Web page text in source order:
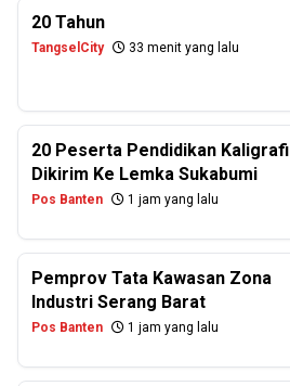
20 Tahun
TangselCity 33 menit yang lalu
20 Peserta Pendidikan Kaligrafi
Dikirim Ke Lemka Sukabumi
Pos Banten 1 jam yang lalu
Pemprov Tata Kawasan Zona
Industri Serang Barat
Pos Banten 1 jam yang lalu